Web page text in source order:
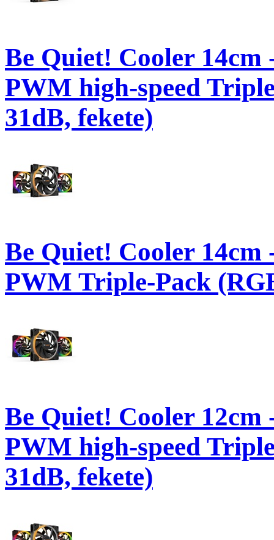
Be Quiet! Cooler
PWM high-speed
31dB, fekete)
Be Quiet! Cooler
PWM Triple-Pack
Be Quiet! Cooler
PWM high-speed
31dB, fekete)